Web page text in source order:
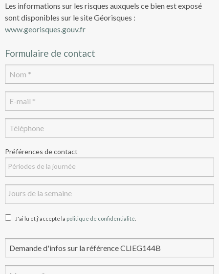
Les informations sur les risques auxquels ce bien est exposé
sont disponibles sur le site Géorisques :
www.georisques.gouv.fr
Formulaire de contact
Préférences de contact
J'ai lu et j'accepte la politique de confidentialité